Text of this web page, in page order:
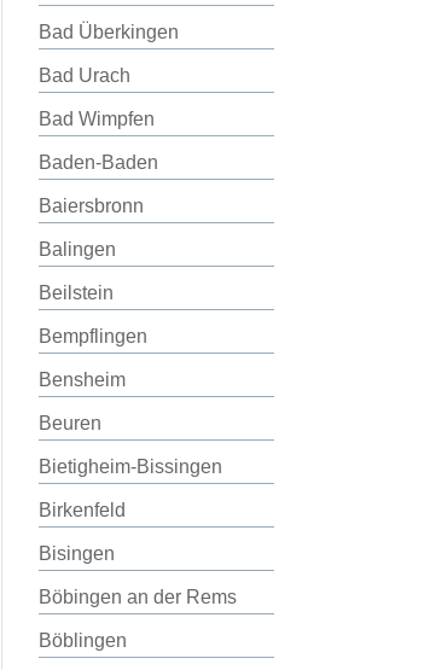
Bad Überkingen
Bad Urach
Bad Wimpfen
Baden-Baden
Baiersbronn
Balingen
Beilstein
Bempflingen
Bensheim
Beuren
Bietigheim-Bissingen
Birkenfeld
Bisingen
Böbingen an der Rems
Böblingen